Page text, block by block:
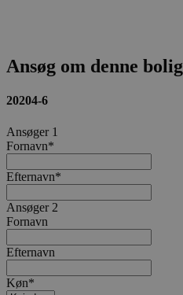
Ansøg om denne bolig
20204-6
Ansøger 1
Fornavn*
Efternavn*
Ansøger 2
Fornavn
Efternavn
Køn*